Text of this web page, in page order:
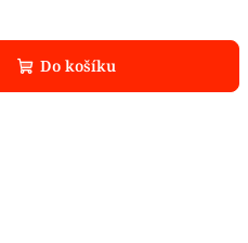
Do košíku